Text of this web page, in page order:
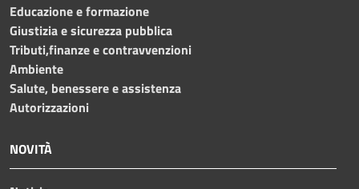
Educazione e formazione
Giustizia e sicurezza pubblica
Tributi,finanze e contravvenzioni
Ambiente
Salute, benessere e assistenza
Autorizzazioni
NOVITÀ